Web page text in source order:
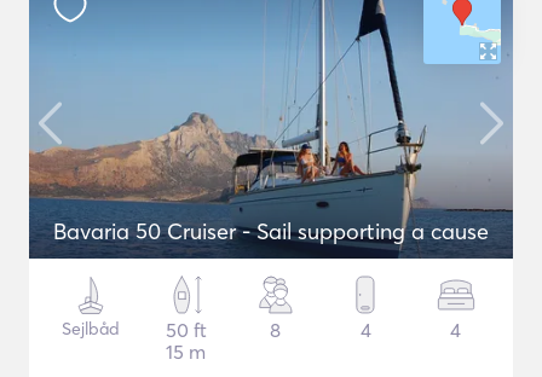
Bavaria 50 Cruiser - Sail supporting a cause
Sejlbåd
50 ft
15 m
8 4 4